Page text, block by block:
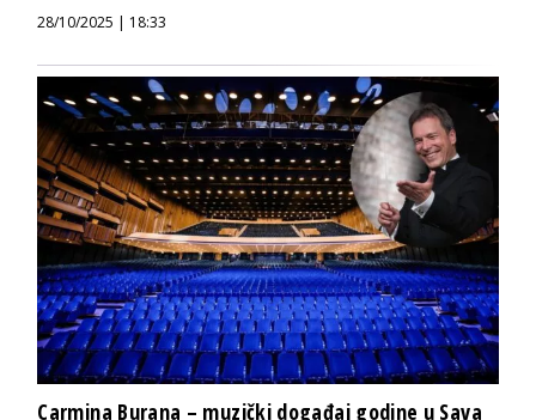
28/10/2025 | 18:33
Carmina Burana – muzički događaj godine u Sava